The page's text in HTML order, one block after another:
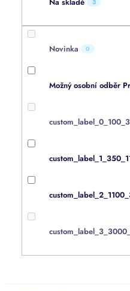
3
Novinka 0
Možný osobní odběr